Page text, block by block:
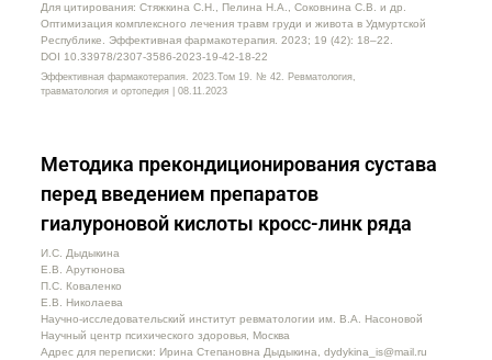
Для цитирования: Стяжкина С.Н., Пелина Н.А., Соковнина С.В. и др.
Оптимизация комплексного лечения травм груди и живота в Удмуртской
Республике. Эффективная фармакотерапия. 2023; 19 (42): 18–22.
DOI 10.33978/2307-3586-2023-19-42-18-22
Эффективная фармакотерапия. 2023.Том 19. № 42. Ревматология,
травматология и ортопедия | 08.11.2023
Методика прекондиционирования сустава
перед введением препаратов
гиалуроновой кислоты кросс-линк ряда
И.С. Дыдыкина
Е.В. Арутюнова
П.С. Коваленко
Е.В. Николаева
Научно-исследовательский институт ревматологии им. В.А. Насоновой
Научный центр психического здоровья, Москва
Адрес для переписки: Ирина Степановна Дыдыкина, dydykina_is@mail.ru